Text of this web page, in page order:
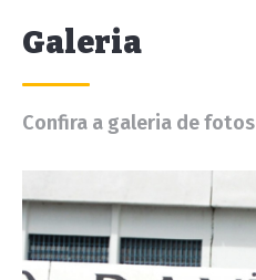
Galeria
Confira a galeria de fotos